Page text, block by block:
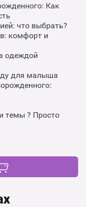
Как
что выбрать?
комфорт и
одеждой
для малыша
темы ? Просто